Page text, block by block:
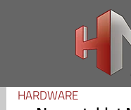
HARDWARE